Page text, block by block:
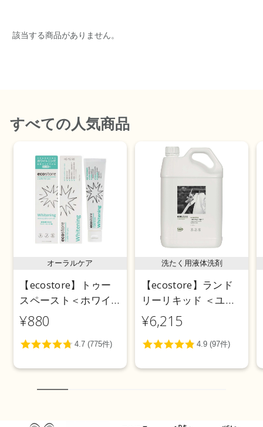
人気順
該当する商品がありません。
すべての人気商品
オーラルケア
【ecostore】トゥー
スペースト＜ホワイ
トニング＞ 100g
¥880
洗たく用液体洗剤
【ecostore】ランド
リーリキッド ＜ユー
カリ＞ 5L
¥6,215